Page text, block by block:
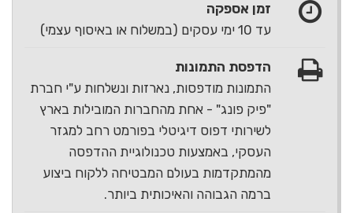
זמן אספקה
עד 10 ימי עסקים (במשלוח או באיסוף עצמי)
הדפסת התמונות
התמונות מודפסות, נארזות ונשלחות ע"י חברת
"פיק פונג" - אחת מהחברות המובילות בארץ
לשירותי דפוס דיגיטלי בפורמט רחב למגזר
העסקי, באמצעות טכנולוגיית ההדפסה
מהמתקדמות בעולם המבטיחה ללקוח ביצוע
ברמה הגבוהה והאיכותית ביותר.